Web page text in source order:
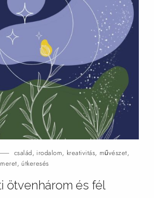
család, irodalom, kreativitás, művészet,
, útkeresés
ötvenhárom és fél